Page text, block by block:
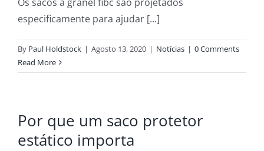
especificamente para ajudar [...]
By Paul Holdstock | Agosto 13, 2020 | Notícias | 0 Comments
Read More
Por que um saco protetor
estático importa